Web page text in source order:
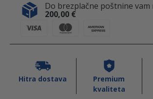
b
o
o
t
e
e
d
I
Do brezplačne poštnine vam
200,00 €
Hitra dostava
Premium
kvaliteta